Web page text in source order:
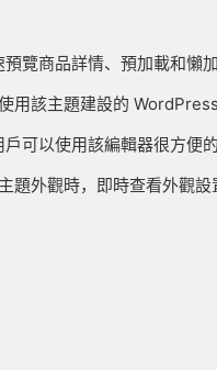
覽商品詳情、預加載和懶
該主題建設的
可以使用該編輯器很方便
外觀時，即時查看外觀設